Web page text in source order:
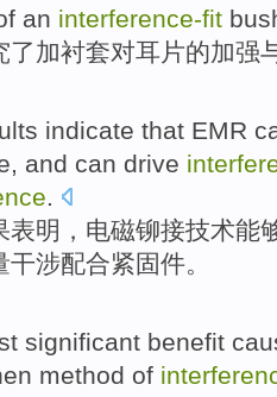
an interference-fit
了加衬套对耳片的加强
indicate that EMR
, and can drive
.
表明 ， 电磁铆接技术能
干涉配合紧固件。
significant benefit
method of